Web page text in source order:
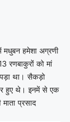
हमेशा अग्रणी
रणबाकुरों को मां
था। सैकड़ो
हुए थे। इनमें से एक
प्रसाद